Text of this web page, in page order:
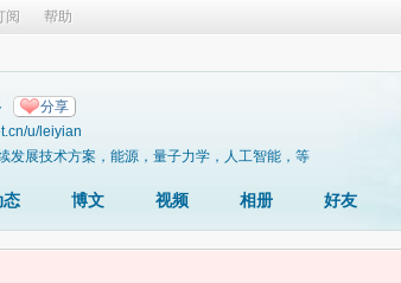
阅 帮助
分享
u/leiyian
发展技术方案，能源，量子力学，人工智能，等
态 博文 视频 相册 好友